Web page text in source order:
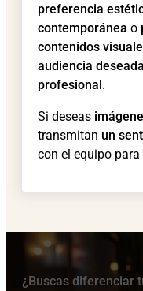
preferencia
contemporánea o
contenidos
audiencia deseada
profesional.
Si deseas
transmitan un
con el equipo para
¿Buscas diferenciar